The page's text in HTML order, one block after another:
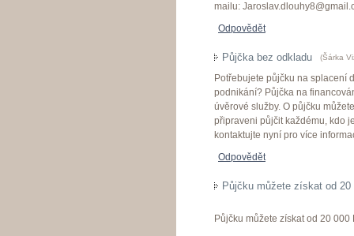
mailu:
Odpovědět
Půjčka bez odkladu (Šárka
Potřebujete půjčku na splacení
podnikání? Půjčka na
úvěrové služby. O půjčku
připraveni půjčit každému, kdo
kontaktujte nyní pro více
Odpovědět
Půjčku můžete získat od
Půjčku můžete získat od 20